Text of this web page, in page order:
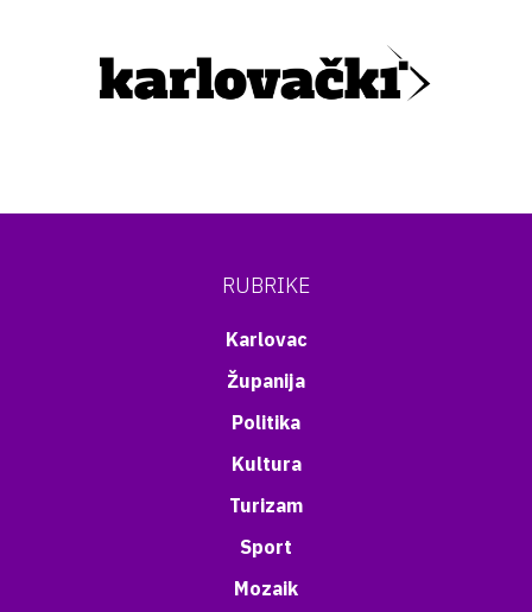
RUBRIKE
Karlovac
Županija
Politika
Kultura
Turizam
Sport
Mozaik